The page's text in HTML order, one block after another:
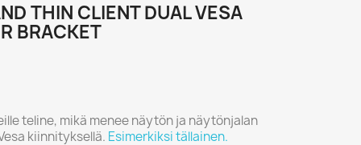
THIN CLIENT DUAL VESA
BRACKET
teline, mikä menee näytön ja näytönjalan
kiinnityksellä. Esimerkiksi tällainen.